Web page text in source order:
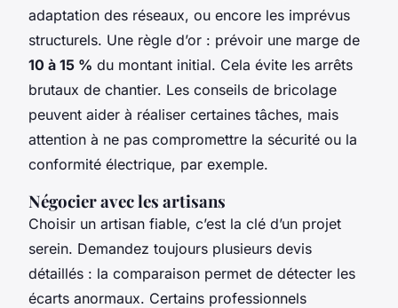
adaptation des réseaux, ou encore les imprévus
structurels. Une règle d’or : prévoir une marge de
10 à 15 % du montant initial. Cela évite les arrêts
brutaux de chantier. Les conseils de bricolage
peuvent aider à réaliser certaines tâches, mais
attention à ne pas compromettre la sécurité ou la
conformité électrique, par exemple.
Négocier avec les artisans
Choisir un artisan fiable, c’est la clé d’un projet
serein. Demandez toujours plusieurs devis
détaillés : la comparaison permet de détecter les
écarts anormaux. Certains professionnels